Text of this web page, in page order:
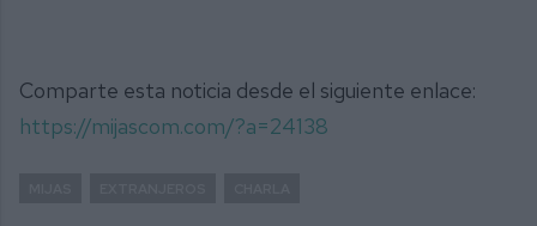
Comparte esta noticia desde el siguiente enlace:
https://mijascom.com/?a=24138